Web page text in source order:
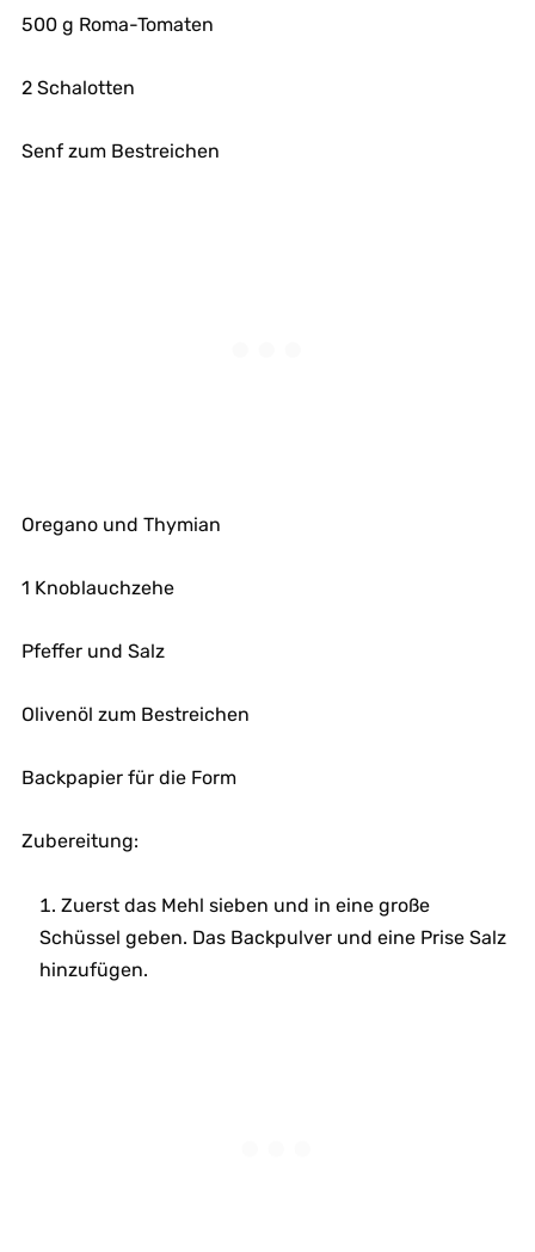
500 g Roma-Tomaten
2 Schalotten
Senf zum Bestreichen
Oregano und Thymian
1 Knoblauchzehe
Pfeffer und Salz
Olivenöl zum Bestreichen
Backpapier für die Form
Zubereitung:
Zuerst das Mehl sieben und in eine große
Schüssel geben. Das Backpulver und eine Prise Salz
hinzufügen.